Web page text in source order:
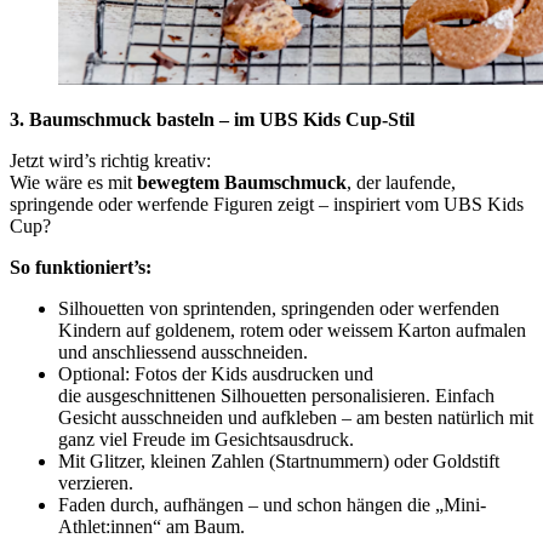
3. Baumschmuck basteln – im UBS ​Kids Cup-Stil
Jetzt wird’s richtig kreativ:
Wie wäre es mit bewegtem Baumschmuck, der laufende,
springende oder werfende Figuren zeigt – inspiriert vom UBS Kids
Cup?
So funktioniert’s:
Silhouetten von sprintenden, springenden oder werfenden
Kindern auf goldenem, rotem oder weissem Karton aufmalen
und anschliessend ausschneiden.
Optional: Fotos der Kids ausdrucken und
die ausgeschnittenen Silhouetten personalisieren. Einfach
Gesicht ausschneiden und aufkleben – am besten natürlich mit
ganz viel Freude im Gesichtsausdruck.
Mit Glitzer, kleinen Zahlen (Startnummern) oder Goldstift
verzieren.
Faden durch, aufhängen – und schon hängen die „Mini-
Athlet:innen“ am Baum.